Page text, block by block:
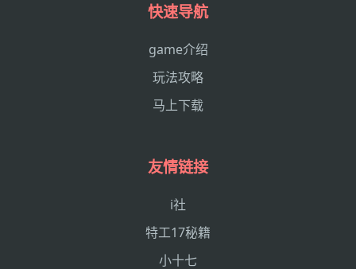
快速导航
game介绍
玩法攻略
马上下载
友情链接
i社
特工17秘籍
小十七